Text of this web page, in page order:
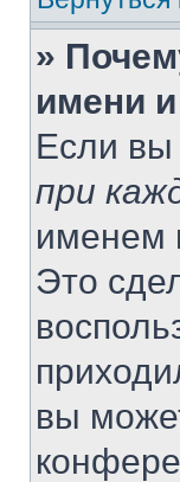
»
имени
Если
при
именем
Это
вы